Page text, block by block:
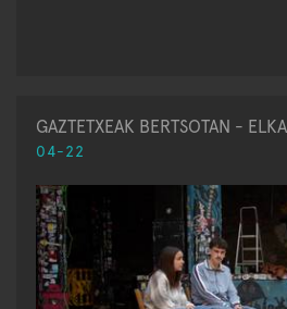
GAZTETXEAK BERTSOTAN -
04-22